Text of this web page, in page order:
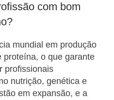
com bom
mundial em produção
proteína, o que garante
profissionais
nutrição, genética e
em expansão, e a